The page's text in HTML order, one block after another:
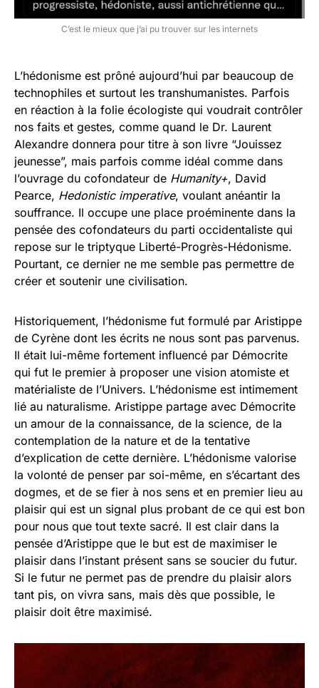
C’est le mieux que j’ai pu trouver sur les internets
L’hédonisme est prôné aujourd’hui par beaucoup de
technophiles et surtout les transhumanistes. Parfois
en réaction à la folie écologiste qui voudrait contrôler
nos faits et gestes, comme quand le Dr. Laurent
Alexandre donnera pour titre à son livre “Jouissez
jeunesse”, mais parfois comme idéal comme dans
l’ouvrage du cofondateur de Humanity+, David
Pearce, Hedonistic imperative, voulant anéantir la
souffrance. Il occupe une place proéminente dans la
pensée des cofondateurs du parti occidentaliste qui
repose sur le triptyque Liberté-Progrès-Hédonisme.
Pourtant, ce dernier ne me semble pas permettre de
créer et soutenir une civilisation.
Historiquement, l’hédonisme fut formulé par Aristippe
de Cyrène dont les écrits ne nous sont pas parvenus.
Il était lui-même fortement influencé par Démocrite
qui fut le premier à proposer une vision atomiste et
matérialiste de l’Univers. L’hédonisme est intimement
lié au naturalisme. Aristippe partage avec Démocrite
un amour de la connaissance, de la science, de la
contemplation de la nature et de la tentative
d’explication de cette dernière. L’hédonisme valorise
la volonté de penser par soi-même, en s’écartant des
dogmes, et de se fier à nos sens et en premier lieu au
plaisir qui est un signal plus probant de ce qui est bon
pour nous que tout texte sacré. Il est clair dans la
pensée d’Aristippe que le but est de maximiser le
plaisir dans l’instant présent sans se soucier du futur.
Si le futur ne permet pas de prendre du plaisir alors
tant pis, on vivra sans, mais dès que possible, le
plaisir doit être maximisé.